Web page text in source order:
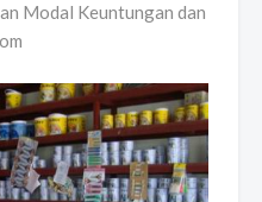
Modal Keuntungan dan